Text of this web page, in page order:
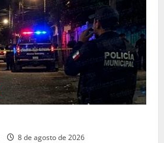
8 de agosto de 2026